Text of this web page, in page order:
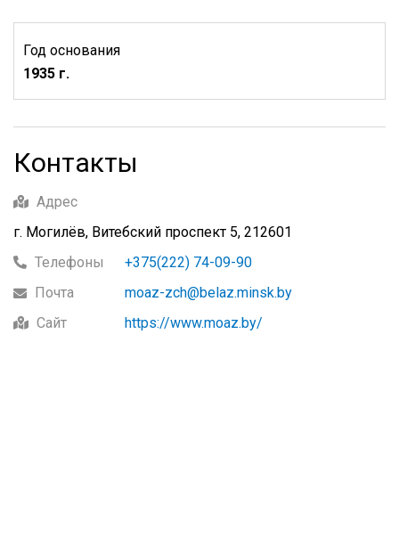
Год основания
1935 г.
Контакты
Адрес
г. Могилёв, Витебский проспект 5, 212601
Телефоны
+375(222) 74-09-90
Почта
moaz-zch@belaz.minsk.by
Сайт
https://www.moaz.by/